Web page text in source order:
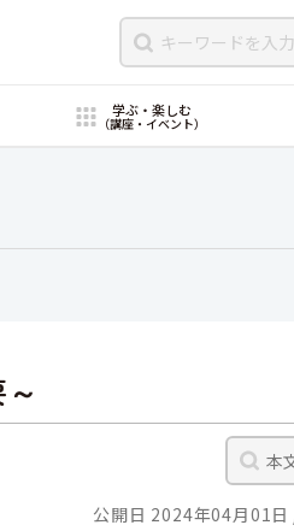
学ぶ・楽しむ
（講座・イベント）
公開日 2024年04月01日